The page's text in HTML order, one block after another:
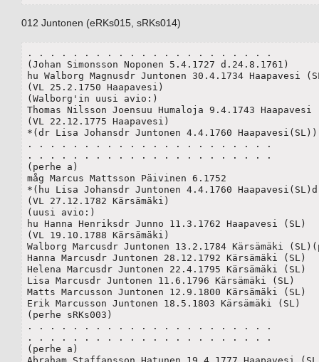
012 Juntonen (eRKs015, sRKs014)
. . . . . . . . . . . . . . . . . . . . . .
(Johan Simonsson Noponen 5.4.1727 d.24.8.1761)
hu Walborg Magnusdr Juntonen 30.4.1734 Haapavesi
(VL 25.2.1750 Haapavesi)
(Walborg'in uusi avio:)
Thomas Nilsson Joensuu Humaloja 9.4.1743 Haapavesi
(VL 22.12.1775 Haapavesi)
*(dr Lisa Johansdr Juntonen 4.4.1760
. . . . . . . . . . . . . . . . . . . . . .
. . . . . . . . . . . . . . . . . . . . . .
(perhe a)
måg Marcus Mattsson Päivinen 6.1752
*(hu Lisa Johansdr Juntonen 4.4.1760
(VL 27.12.1782 Kärsämäki)
(uusi avio:)
hu Hanna Henriksdr Junno 11.3.1762 Haapavesi (SL)
(VL 19.10.1788 Kärsämäki)
Walborg Marcusdr Juntonen 13.2.1784 Kärsämäki
Hanna Marcusdr Juntonen 28.12.1792 Kärsämäki (SL)
Helena Marcusdr Juntonen 22.4.1795 Kärsämäki (SL)
Lisa Marcusdr Juntonen 11.6.1796 Kärsämäki (SL)
Matts Marcusson Juntonen 12.9.1800 Kärsämäki (SL)
Erik Marcusson Juntonen 18.5.1803 Kärsämäki (SL)
(perhe sRKs003)
. . . . . . . . . . . . . . . . . . . . . .
. . . . . . . . . . . . . . . . . . . . . .
(perhe a)
Abraham Staffansson Hatunen 19.4.1777 Haapavesi